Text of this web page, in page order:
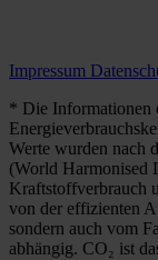
Impressum
* Die Informationen
Werte wurden nach
(World Harmonised
Kraftstoffverbrauch
von der effizienten
sondern auch vom
abhängig. CO₂ ist